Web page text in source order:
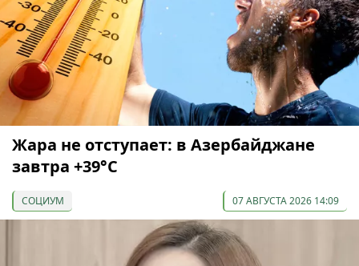
Жара не отступает: в Азербайджане
завтра +39°С
СОЦИУМ 07 АВГУСТА 2026 14:09